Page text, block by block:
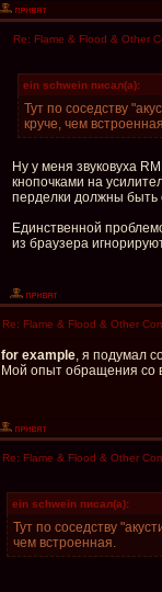
Re: Flame & Flood & Other
ein schwein писал(а):
Тут по соседству
круче, чем
Ну у меня звуковуха
кнопочками на
перделки должны быть
Единственной
из браузера
Re: Flame & Flood & Other
for example, я подумал
Мой опыт обращения со
Re: Flame & Flood & Other
ein schwein писал(а):
Тут по соседству
чем встроенная.